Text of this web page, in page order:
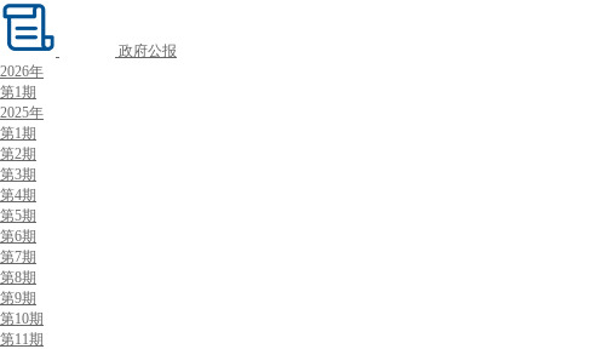
政府公报
2026年
第1期
2025年
第1期
第2期
第3期
第4期
第5期
第6期
第7期
第8期
第9期
第10期
第11期